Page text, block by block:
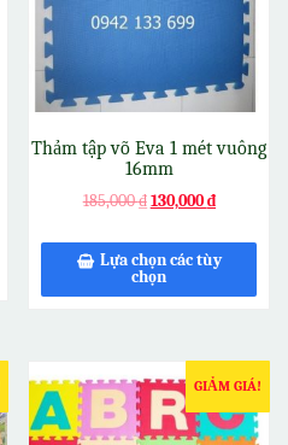
Thảm tập võ Eva 1 mét vuông
16mm
185,000₫130,000₫
Lựa chọn các tùy
chọn
GIẢM GIÁ!